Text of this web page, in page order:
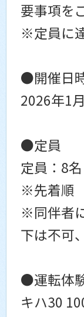
要事項を
※定員に
●開催日
2026年1
●定員
定員：
※先着順
※同伴者
下は不可
●運転体
キハ30